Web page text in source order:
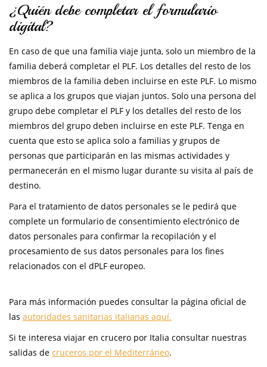
¿Quién debe completar el formulario
digital?
En caso de que una familia viaje junta, solo un miembro de la
familia deberá completar el PLF. Los detalles del resto de los
miembros de la familia deben incluirse en este PLF. Lo mismo
se aplica a los grupos que viajan juntos. Solo una persona del
grupo debe completar el PLF y los detalles del resto de los
miembros del grupo deben incluirse en este PLF. Tenga en
cuenta que esto se aplica solo a familias y grupos de
personas que participarán en las mismas actividades y
permanecerán en el mismo lugar durante su visita al país de
destino.
Para el tratamiento de datos personales se le pedirá que
complete un formulario de consentimiento electrónico de
datos personales para confirmar la recopilación y el
procesamiento de sus datos personales para los fines
relacionados con el dPLF europeo.
Para más información puedes consultar la página oficial de
las autoridades sanitarias italianas aquí.
Si te interesa viajar en crucero por Italia consultar nuestras
salidas de cruceros por el Mediterráneo.